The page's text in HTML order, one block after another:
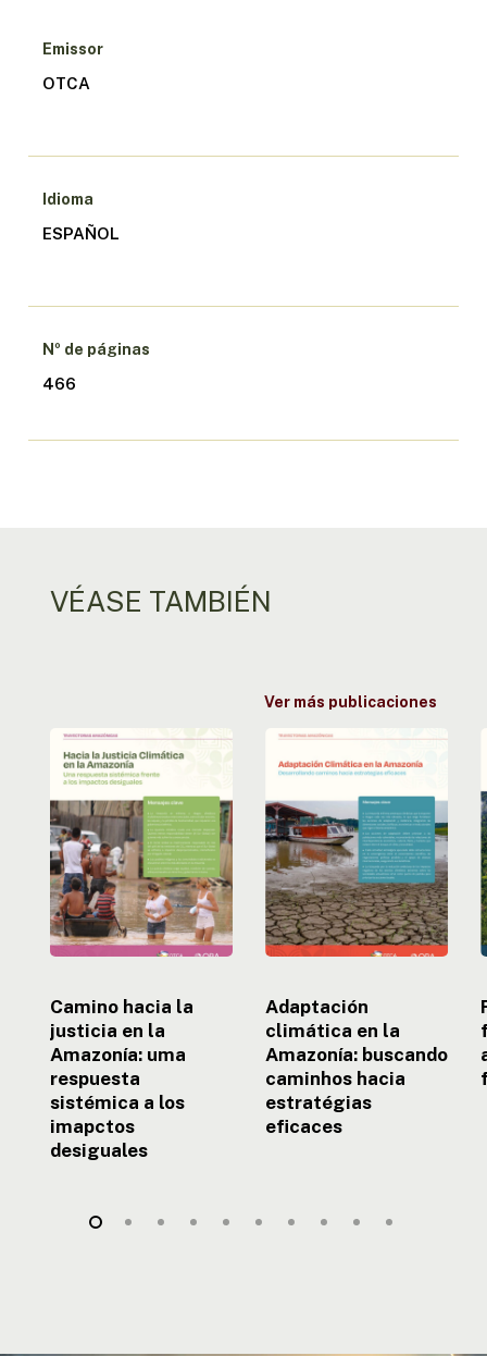
Emissor
OTCA
Idioma
ESPAÑOL
Nº de páginas
466
VÉASE TAMBIÉN
Ver más publicaciones
Camino
hacia
justicia
en
la
Amazonía:
uma
respuesta
sistémica
los
imapctos
desiguales
Camino hacia la
justicia en la
Amazonía: uma
respuesta
sistémica a los
imapctos
desiguales
Adaptación
climática
la
Amazonía:
buscando
caminhos
hacia
estratégias
eficaces
Adaptación
climática en la
Amazonía: buscando
caminhos hacia
estratégias
eficaces